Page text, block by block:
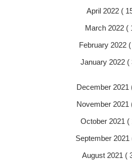
April 2022 (
March 2022 (
February 2022
January 2022 (
December 2021
November 2021
October 2021 (
September 2021
August 2021 (